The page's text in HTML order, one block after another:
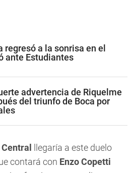
regresó a la sonrisa en el
ante Estudiantes
advertencia de Riquelme
del triunfo de Boca por
llegaría a este duelo
contará con Enzo Copetti